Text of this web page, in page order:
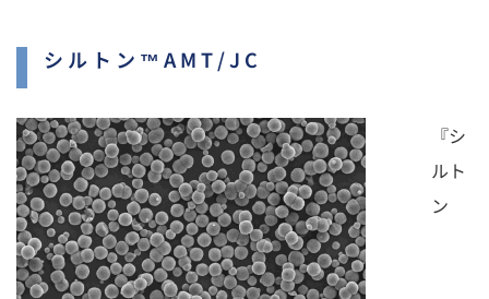
シルトン™AMT/JC
『シ
ルト
ン